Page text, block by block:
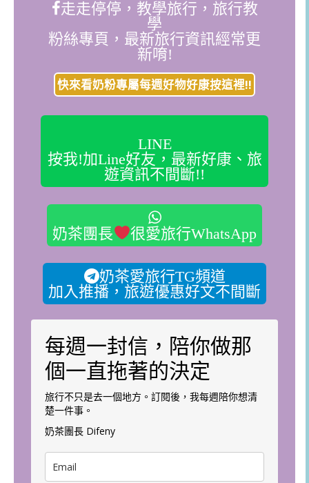
走走停停，教學旅行，旅行教
學
粉絲專頁，最新旅行資訊經常更
新唷!
快來看奶粉專屬每週好物好康按這裡!!
LINE
按我!加Line好友，最新好康、旅
遊資訊不間斷!!
奶茶團長 很愛旅行WhatsApp
奶茶愛旅行TG頻道
加入推播，旅遊優惠好文不間斷
每週一封信，陪你做那
個一直拖著的決定
旅行不只是去一個地方。訂閱後，我每週陪你想清
楚一件事。
奶茶團長 Difeny